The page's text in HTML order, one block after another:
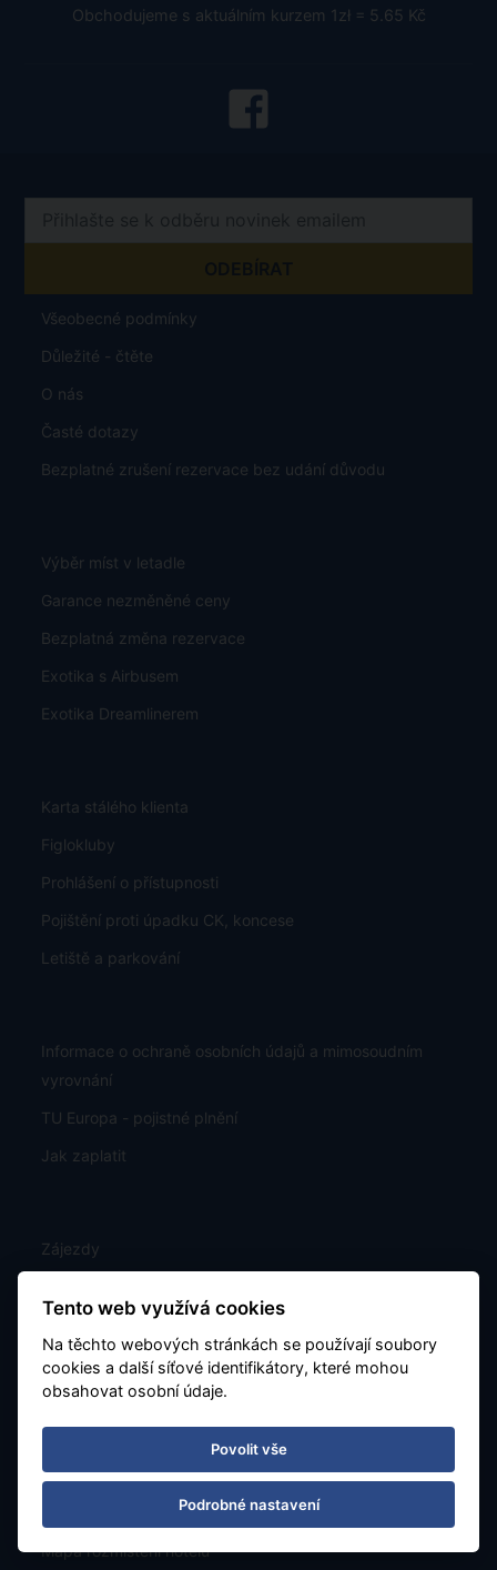
Obchodujeme s aktuálním kurzem 1zł = 5.65 Kč
Všeobecné podmínky
Důležité - čtěte
O nás
Časté dotazy
Bezplatné zrušení rezervace bez udání důvodu
Výběr míst v letadle
Garance nezměněné ceny
Bezplatná změna rezervace
Exotika s Airbusem
Exotika Dreamlinerem
Karta stálého klienta
Figlokluby
Prohlášení o přístupnosti
Pojištění proti úpadku CK, koncese
Letiště a parkování
Informace o ochraně osobních údajů a mimosoudním
vyrovnání
TU Europa - pojistné plnění
Jak zaplatit
Zájezdy
Exotika
Letový řád
Poznávací
Mapa rozmístění hotelů
Tento web využívá cookies
Na těchto webových stránkách se používají soubory
cookies a další síťové identifikátory, které mohou
obsahovat osobní údaje.
Povolit vše
Podrobné nastavení